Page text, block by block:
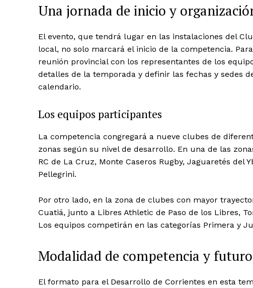
Una jornada de inicio y
El evento, que tendrá lugar en las instalaciones del
local, no solo marcará el inicio de la competencia.
reunión provincial con los representantes de los
detalles de la temporada y definir las fechas y sedes
calendario.
Los equipos participantes
La competencia congregará a nueve clubes de
zonas según su nivel de desarrollo. En una de las
RC de La Cruz, Monte Caseros Rugby, Jaguaretés del
Pellegrini.
Por otro lado, en la zona de clubes con mayor
Cuatiá, junto a Libres Athletic de Paso de los Libres,
Los equipos competirán en las categorías Primera y
Modalidad de competencia y futuro
El formato para el Desarrollo de Corrientes en esta